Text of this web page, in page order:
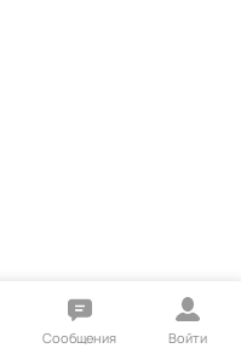
Сообщения Войти